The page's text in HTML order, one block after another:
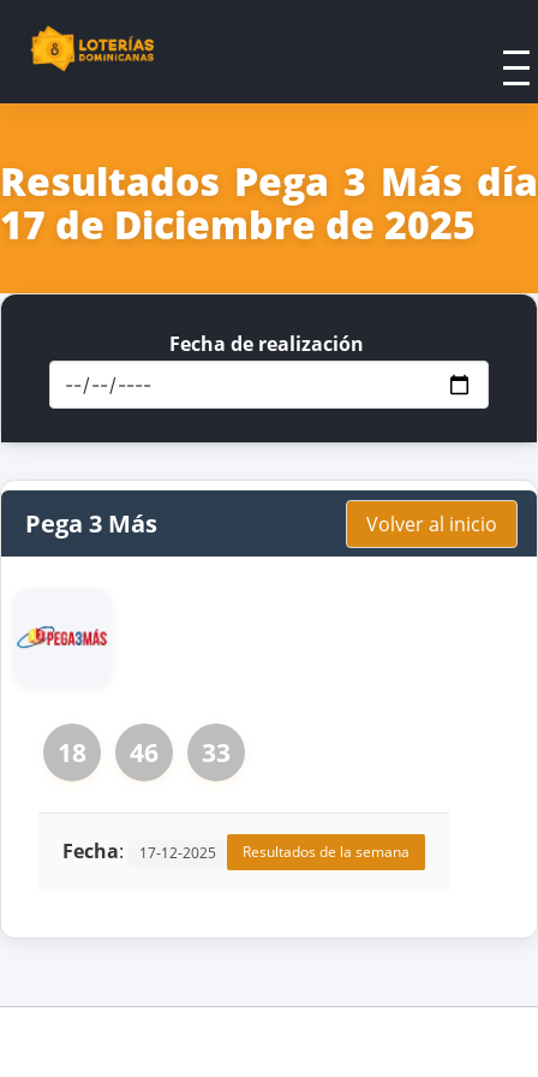
Resultados Pega 3 Más día
17 de Diciembre de 2025
Fecha de realización
Pega 3 Más Volver al inicio
18 46 33
Fecha: 17-12-2025 Resultados de la semana